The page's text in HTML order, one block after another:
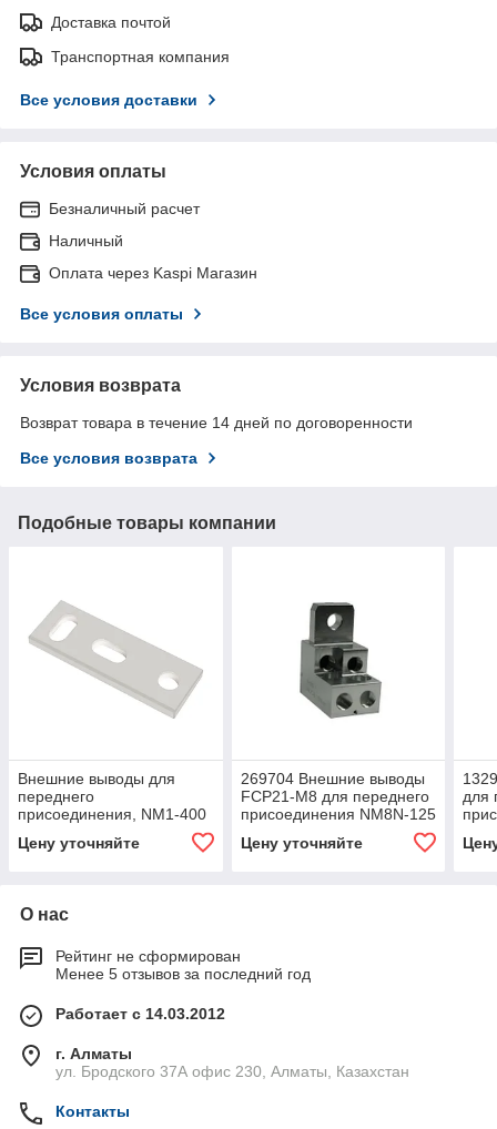
Доставка почтой
Транспортная компания
Все условия доставки
Условия оплаты
Безналичный расчет
Наличный
Оплата через Kaspi Магазин
Все условия оплаты
Условия возврата
Возврат товара в течение 14 дней по договоренности
Все условия возврата
Подобные товары компании
Внешние выводы для
переднего
присоединения, NM1-400
Цену уточняйте
269704 Внешние выводы
FCP21-M8 для переднего
присоединения NM8N-125
Цену уточняйте
для
О нас
Рейтинг не сформирован
Менее 5 отзывов за последний год
Работает с 14.03.2012
г. Алматы
ул. Бродского 37А офис 230, Алматы, Казахстан
Контакты